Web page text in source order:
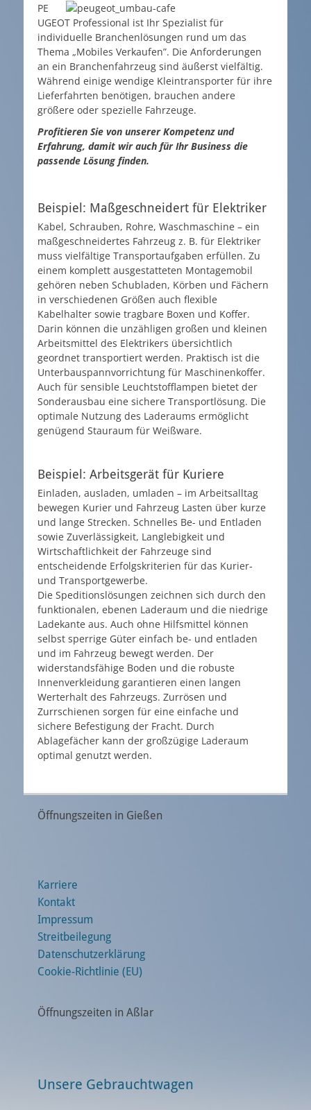
PE
UGEOT Professional ist Ihr Spezialist für
individuelle Branchenlösungen rund um das
Thema „Mobiles Verkaufen”. Die Anforderungen
an ein Branchenfahrzeug sind äußerst vielfältig.
Während einige wendige Kleintransporter für ihre
Lieferfahrten benötigen, brauchen andere
größere oder spezielle Fahrzeuge.
Profitieren Sie von unserer Kompetenz und
Erfahrung, damit wir auch für Ihr Business die
passende Lösung finden.
Beispiel: Maßgeschneidert für Elektriker
Kabel, Schrauben, Rohre, Waschmaschine – ein
maßgeschneidertes Fahrzeug z. B. für Elektriker
muss vielfältige Transportaufgaben erfüllen. Zu
einem komplett ausgestatteten Montagemobil
gehören neben Schubladen, Körben und Fächern
in verschiedenen Größen auch flexible
Kabelhalter sowie tragbare Boxen und Koffer.
Darin können die unzähligen großen und kleinen
Arbeitsmittel des Elektrikers übersichtlich
geordnet transportiert werden. Praktisch ist die
Unterbauspannvorrichtung für Maschinenkoffer.
Auch für sensible Leuchtstofflampen bietet der
Sonderausbau eine sichere Transportlösung. Die
optimale Nutzung des Laderaums ermöglicht
genügend Stauraum für Weißware.
Beispiel: Arbeitsgerät für Kuriere
Einladen, ausladen, umladen – im Arbeitsalltag
bewegen Kurier und Fahrzeug Lasten über kurze
und lange Strecken. Schnelles Be- und Entladen
sowie Zuverlässigkeit, Langlebigkeit und
Wirtschaftlichkeit der Fahrzeuge sind
entscheidende Erfolgskriterien für das Kurier-
und Transportgewerbe.
Die Speditionslösungen zeichnen sich durch den
funktionalen, ebenen Laderaum und die niedrige
Ladekante aus. Auch ohne Hilfsmittel können
selbst sperrige Güter einfach be- und entladen
und im Fahrzeug bewegt werden. Der
widerstandsfähige Boden und die robuste
Innenverkleidung garantieren einen langen
Werterhalt des Fahrzeugs. Zurrösen und
Zurrschienen sorgen für eine einfache und
sichere Befestigung der Fracht. Durch
Ablagefächer kann der großzügige Laderaum
optimal genutzt werden.
Öffnungszeiten in Gießen
Karriere
Kontakt
Impressum
Streitbeilegung
Datenschutzerklärung
Cookie-Richtlinie (EU)
Öffnungszeiten in Aßlar
Unsere Gebrauchtwagen